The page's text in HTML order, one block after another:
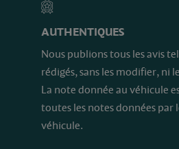
AUTHENTIQUES
Nous publions tous les avis
rédigés, sans les modifier, ni
La note donnée au véhicule
toutes les notes données par
véhicule.